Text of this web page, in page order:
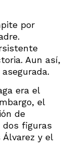
por
Aun así,
era el
el
de
dos figuras
y el